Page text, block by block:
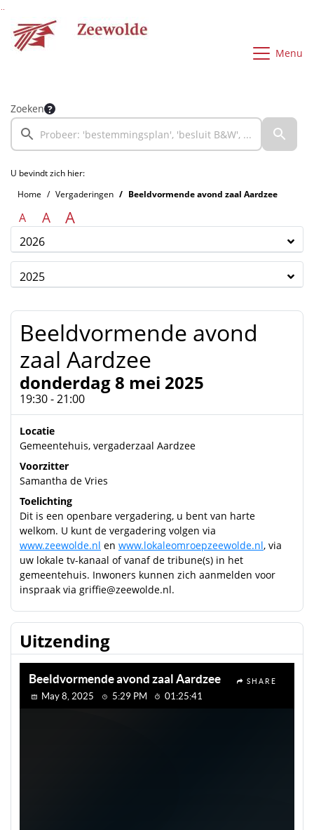
Menu
Zoeken
U bevindt zich hier:
Home
Vergaderingen Beeldvormende avond zaal Aardzee
A A A
2026
2025
Beeldvormende avond
zaal Aardzee
donderdag 8 mei 2025
19:30 - 21:00
Locatie
Gemeentehuis, vergaderzaal Aardzee
Voorzitter
Samantha de Vries
Toelichting
Dit is een openbare vergadering, u bent van harte
welkom. U kunt de vergadering volgen via
www.zeewolde.nl en www.lokaleomroepzeewolde.nl, via
uw lokale tv-kanaal of vanaf de tribune(s) in het
gemeentehuis. Inwoners kunnen zich aanmelden voor
inspraak via griffie@zeewolde.nl.
Uitzending